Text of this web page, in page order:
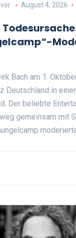
August 4, 2026
Bach am 1.
Deutschland in
Der beliebte
gemeinsam mit